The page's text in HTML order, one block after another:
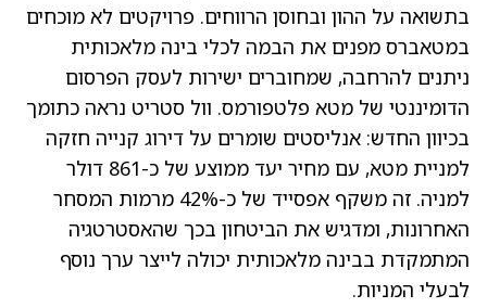
בתשואה על ההון ובחוסן הרווחים. פרויקטים לא מוכחים
במטאברס מפנים את הבמה לכלי בינה מלאכותית
ניתנים להרחבה, שמחוברים ישירות לעסק הפרסום
הדומיננטי של מטא פלטפורמס. וול סטריט נראה כתומך
בכיוון החדש: אנליסטים שומרים על דירוג קנייה חזקה
למניית מטא, עם מחיר יעד ממוצע של כ-861 דולר
למניה. זה משקף אפסייד של כ-42% מרמות המסחר
האחרונות, ומדגיש את הביטחון בכך שהאסטרטגיה
המתמקדת בבינה מלאכותית יכולה לייצר ערך נוסף
לבעלי המניות.